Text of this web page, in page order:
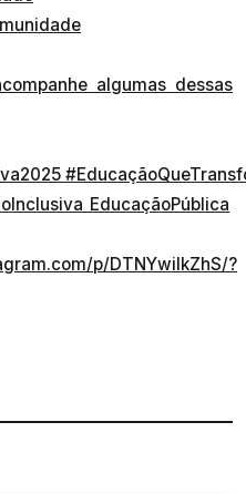
algumas dessas
EducaçãoPública
p/DTNYwiIkZhS/?